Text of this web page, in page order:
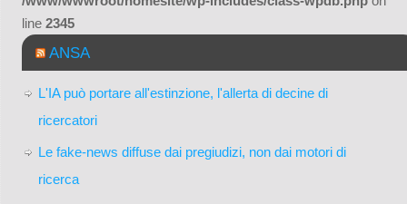
line 2345
ANSA
L'IA può portare all'estinzione, l'allerta di decine di
ricercatori
Le fake-news diffuse dai pregiudizi, non dai motori di
ricerca